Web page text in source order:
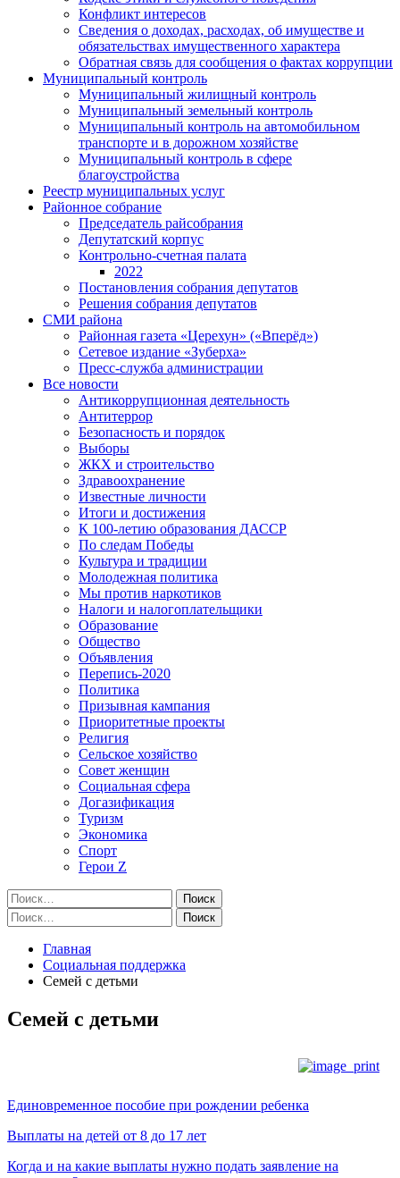
Конфликт интересов
Сведения о доходах, расходах, об имуществе и
обязательствах имущественного характера
Обратная связь для сообщения о фактах коррупции
Муниципальный контроль
Муниципальный жилищный контроль
Муниципальный земельный контроль
Муниципальный контроль на автомобильном
транспорте и в дорожном хозяйстве
Муниципальный контроль в сфере
благоустройства
Реестр муниципальных услуг
Районное собрание
Председатель райсобрания
Депутатский корпус
Контрольно-счетная палата
2022
Постановления собрания депутатов
Решения собрания депутатов
СМИ района
Районная газета «Церехун» («Вперёд»)
Сетевое издание «Зуберха»
Пресс-служба администрации
Все новости
Антикоррупционная деятельность
Антитеррор
Безопасность и порядок
Выборы
ЖКХ и строительство
Здравоохранение
Известные личности
Итоги и достижения
К 100-летию образования ДАССР
По следам Победы
Культура и традиции
Молодежная политика
Мы против наркотиков
Налоги и налогоплательщики
Образование
Общество
Объявления
Перепись-2020
Политика
Призывная кампания
Приоритетные проекты
Религия
Сельское хозяйство
Совет женщин
Социальная сфера
Догазификация
Туризм
Экономика
Спорт
Герои Z
Найти:
Найти:
Главная
Социальная поддержка
Семей с детьми
Семей с детьми
Единовременное пособие при рождении ребенка
Выплаты на детей от 8 до 17 лет
Когда и на какие выплаты нужно подать заявление на